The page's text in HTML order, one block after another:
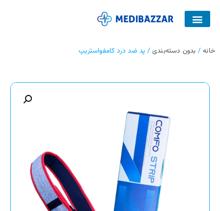
خانه/ بدون دسته‌بندی/ پد ضد درد کامفواستریپ